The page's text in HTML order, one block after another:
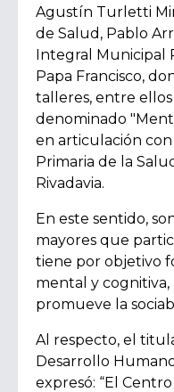
Agustín Turletti
de Salud, Pablo
Integral Municipal
Papa Francisco,
talleres, entre
denominado
en articulación
Primaria de la
Rivadavia.
En este sentido,
mayores que
tiene por objetivo
mental y
promueve la
Al respecto, el
Desarrollo
expresó: “El